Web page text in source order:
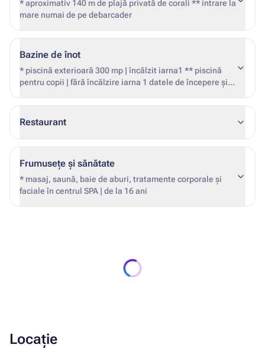
* aproximativ 140 m de plajă privată de corali ** intrare la
mare numai de pe debarcader
Bazine de înot
* piscină exterioară 300 mp | încălzit iarna1 ** piscină
pentru copii | fără încălzire iarna 1 datele de începere și
meteo și de ocuparea hotelului)
Restaurant
Frumusețe și sănătate
* masaj, saună, baie de aburi, tratamente corporale și
faciale în centrul SPA | de la 16 ani
Locație